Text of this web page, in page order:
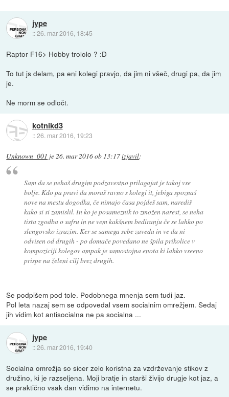
jype
::26. mar 2016, 18:45
Raptor F16> Hobby trololo ? :D
To tut js delam, pa eni kolegi pravjo, da jim ni všeč, drugi pa, da jim
je.
Ne morm se odločt.
kotnikd3
::26. mar 2016, 19:23
Unknown_001 je26. mar 2016 ob 13:17izjavil:
Sam da se nehaš drugim podzavestno prilagajat je takoj vse
bolje. Kdo pa pravi da moraš ravno s kolegi it, jebiga spoznaš
nove na mestu dogodka, če nimajo časa pojdeš sam, narediš
kako si si zamislil. In ko je posameznik to zmožen narest, se neha
tista zgodba o safru in ne vem kakšnem bediranju če se lahko po
slengovsko izrazim. Ker se samega sebe zaveda in ve da ni
odvisen od drugih - po domače povedano ne špila prikolice v
kompoziciji kolegov ampak je samostojna enota ki lahko vseeno
prispe na želeni cilj brez drugih.
Se podpišem pod tole. Podobnega mnenja sem tudi jaz.
Pol leta nazaj sem se odpovedal vsem socialnim omrežjem. Sedaj
jih vidim kot antisocialna ne pa socialna ...
jype
::26. mar 2016, 19:40
Socialna omrežja so sicer zelo koristna za vzdrževanje stikov z
družino, ki je razseljena. Moji bratje in starši živijo drugje kot jaz, a
se praktično vsak dan vidimo na internetu.